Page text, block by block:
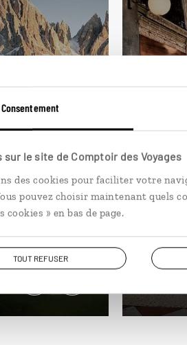
Consentement
sur le site de Comptoir des Voyages
des cookies pour faciliter votre
pouvez choisir maintenant quels
cookies » en bas de page.
TOUT REFUSER
les
Sud-Tyrol, lac
Pour
toi
canaux,
4